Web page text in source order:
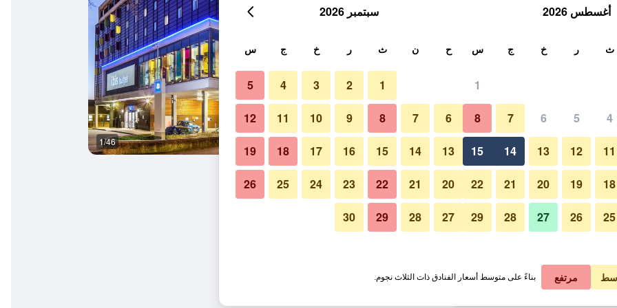
في الليلة
﷼ عرض الصفقة
﷼ عرض الصفقة
مبنى 1/46
صور لـ إيبيس بدجيت لندن هيثرو سنترال
أغسطس 2026
ث ر خ ج س
1
4
5
6
7
8
11
12
13
14
15
18
19
20
21
22
25
26
27
28
29
سبتمبر 2026
ح ن ث ر خ ج س
1
2
3
4
5
6
7
8
9
10
11
12
13
14
15
16
17
18
19
20
21
22
23
24
25
26
27
28
29
30
مرتفع بناءً على متوسط أسعار الفنادق ذات الثلاث نجوم.